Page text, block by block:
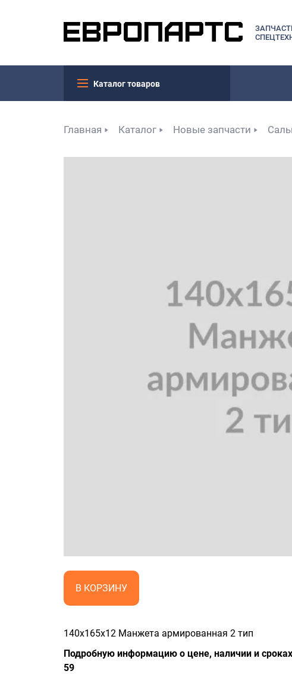
Каталог товаров
Главная Каталог Новые запчасти
В КОРЗИНУ
140x165x12 Манжета армированная 2 тип
Подробную информацию о цене, наличии и
59